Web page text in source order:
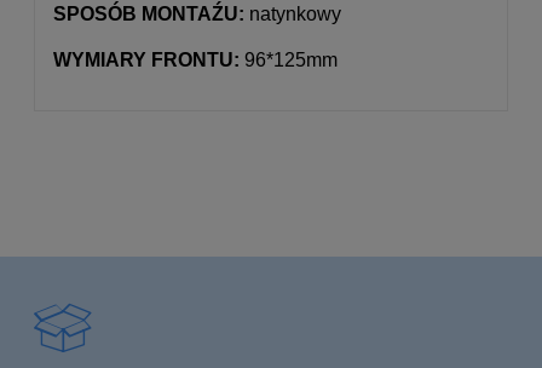
SPOSÓB MONTAŹU: natynkowy
WYMIARY FRONTU: 96*125mm